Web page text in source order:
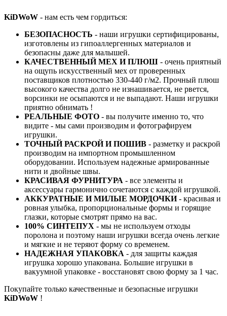
KiDWoW - нам есть чем гордиться:
БЕЗОПАСНОСТЬ - наши игрушки сертифицированы,
изготовлены из гипоаллергенных материалов и
безопасны даже для малышей.
КАЧЕСТВЕННЫЙ МЕХ И ПЛЮШ - очень приятный
на ощупь искусственный мех от проверенных
поставщиков плотностью 330-440 г/м2. Прочный плюш
высокого качества долго не изнашивается, не рвется,
ворсинки не осыпаются и не выпадают. Наши игрушки
приятно обнимать !
РЕАЛЬНЫЕ ФОТО - вы получите именно то, что
видите - мы сами производим и фотографируем
игрушки.
ТОЧНЫЙ РАСКРОЙ И ПОШИВ - разметку и раскрой
производим на импортном промышленном
оборудовании. Используем надежные армированные
нити и двойные швы.
КРАСИВАЯ ФУРНИТУРА - все элементы и
аксессуары гармонично сочетаются с каждой игрушкой.
АККУРАТНЫЕ И МИЛЫЕ МОРДОЧКИ- красивая и
ровная улыбка, пропорциональные формы и горящие
глазки, которые смотрят прямо на вас.
100% СИНТЕПУХ - мы не используем отходы
поролона и поэтому наши игрушки всегда очень легкие
и мягкие и не теряют форму со временем.
НАДЕЖНАЯ УПАКОВКА - для защиты каждая
игрушка хорошо упакована. Большие игрушки в
вакуумной упаковке - восстановят свою форму за 1 час.
Покупайте только качественные и безопасные игрушки
KiDWoW !